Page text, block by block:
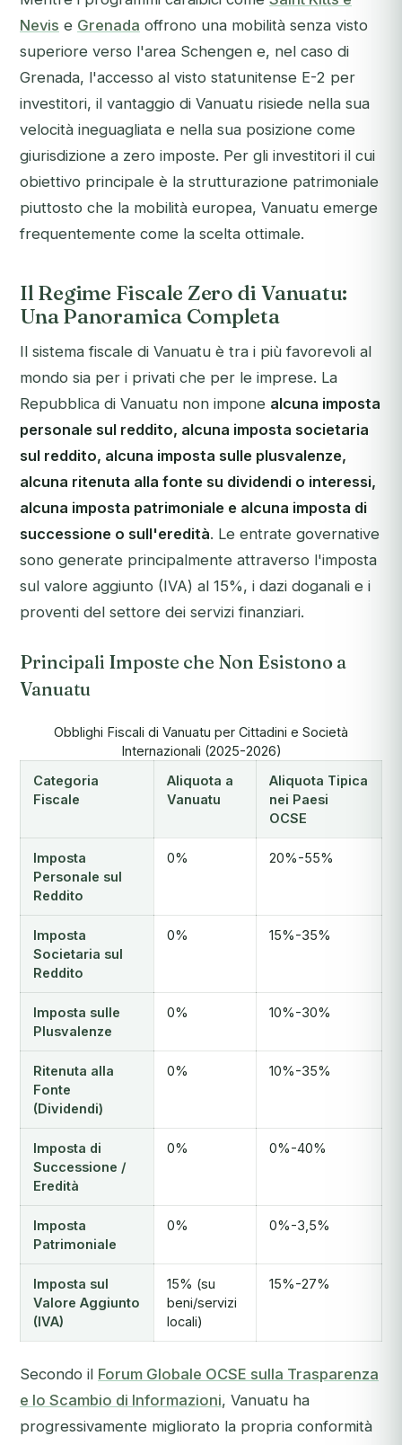
Nevis e Grenada offrono una mobilità senza visto
superiore verso l'area Schengen e, nel caso di
Grenada, l'accesso al visto statunitense E-2 per
investitori, il vantaggio di Vanuatu risiede nella sua
velocità ineguagliata e nella sua posizione come
giurisdizione a zero imposte. Per gli investitori il cui
obiettivo principale è la strutturazione patrimoniale
piuttosto che la mobilità europea, Vanuatu emerge
frequentemente come la scelta ottimale.
Il Regime Fiscale Zero di Vanuatu:
Una Panoramica Completa
Il sistema fiscale di Vanuatu è tra i più favorevoli al
mondo sia per i privati che per le imprese. La
Repubblica di Vanuatu non impone alcuna imposta
personale sul reddito, alcuna imposta societaria
sul reddito, alcuna imposta sulle plusvalenze,
alcuna ritenuta alla fonte su dividendi o interessi,
alcuna imposta patrimoniale e alcuna imposta di
successione o sull'eredità. Le entrate governative
sono generate principalmente attraverso l'imposta
sul valore aggiunto (IVA) al 15%, i dazi doganali e i
proventi del settore dei servizi finanziari.
Principali Imposte che Non Esistono a
Vanuatu
Obblighi Fiscali di Vanuatu per Cittadini e Società
Internazionali (2025-2026)
Categoria
Fiscale
Aliquota a
Vanuatu
Aliquota Tipica
nei Paesi
OCSE
Imposta
Personale sul
Reddito
0% 20%-55%
Imposta
Societaria sul
Reddito
0% 15%-35%
Imposta sulle
Plusvalenze
0% 10%-30%
Ritenuta alla
Fonte
(Dividendi)
0% 10%-35%
Imposta di
Successione /
Eredità
0% 0%-40%
Imposta
Patrimoniale
0% 0%-3,5%
Imposta sul
Valore Aggiunto
(IVA)
15% (su
beni/servizi
locali)
15%-27%
Secondo il Forum Globale OCSE sulla Trasparenza
e lo Scambio di Informazioni, Vanuatu ha
progressivamente migliorato la propria conformità